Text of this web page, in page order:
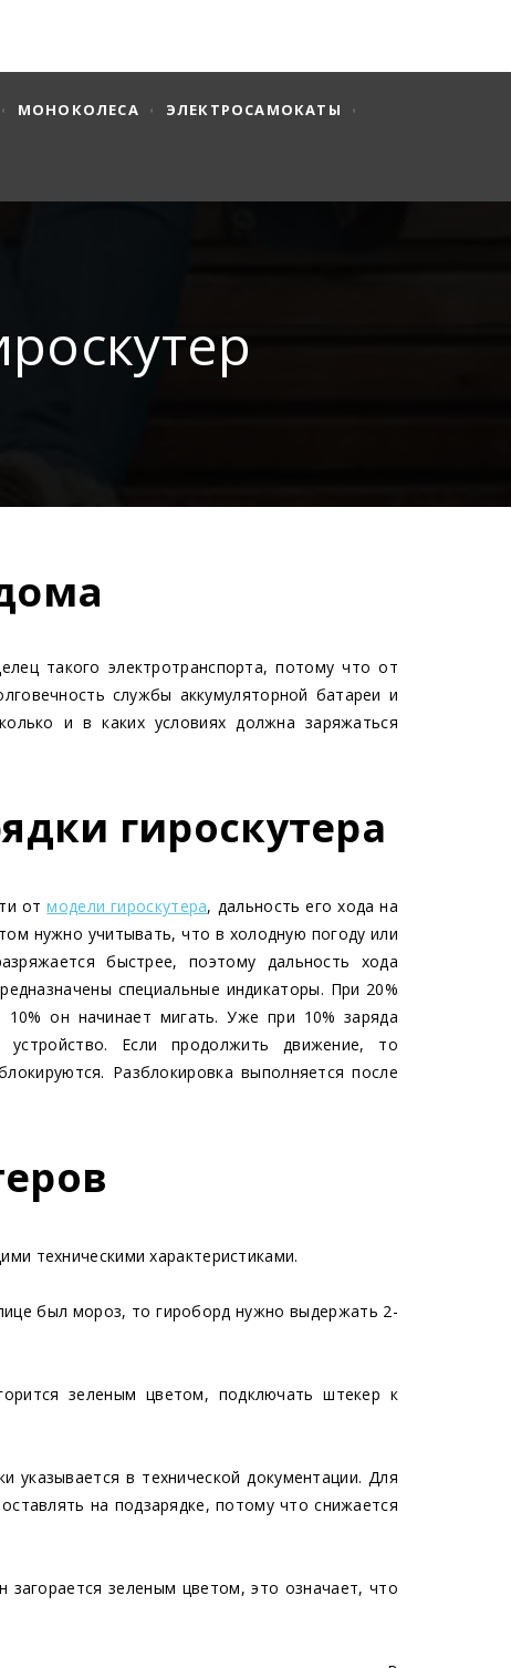
МОНОКОЛЕСА ЭЛЕКТРОСАМОКАТЫ
такого электротранспорта, потому что от
службы аккумуляторной батареи и
и в каких условиях должна заряжаться
гироскутера
отмодели гироскутера, дальность его хода на
нужно учитывать, что в холодную погоду или
быстрее, поэтому дальность хода
специальные индикаторы. При 20%
он начинает мигать. Уже при 10% заряда
Если продолжить движение, то
Разблокировка выполняется после
техническими характеристиками.
был мороз, то гироборд нужно выдержать 2-
зеленым цветом, подключать штекер к
указывается в технической документации. Для
на подзарядке, потому что снижается
загорается зеленым цветом, это означает, что